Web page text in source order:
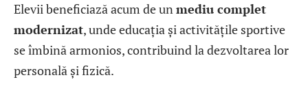
Elevii beneficiază acum de unmediu complet
modernizat, unde educația și activitățile sportive
se îmbină armonios, contribuind la dezvoltarea lor
personală și fizică.